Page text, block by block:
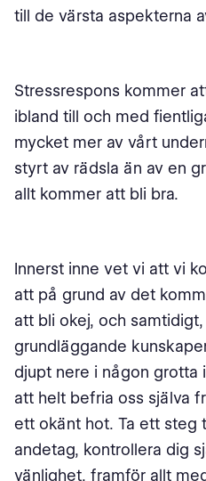
till de värsta aspekterna
Stressrespons kommer
ibland till och med
mycket mer av vårt
styrt av rädsla än av en
allt kommer att bli bra.
Innerst inne vet vi att vi
att på grund av det
att bli okej, och
grundläggande
djupt nere i någon grotta
att helt befria oss själva
ett okänt hot. Ta ett steg
andetag, kontrollera dig
vänlighet, framför allt